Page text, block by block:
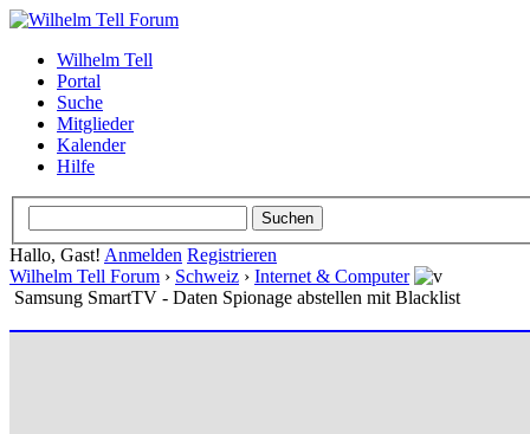
Wilhelm Tell
Portal
Suche
Mitglieder
Kalender
Hilfe
Hallo, Gast! Anmelden Registrieren
Wilhelm Tell Forum › Schweiz › Internet & Computer
Samsung SmartTV - Daten Spionage abstellen mit Blacklist